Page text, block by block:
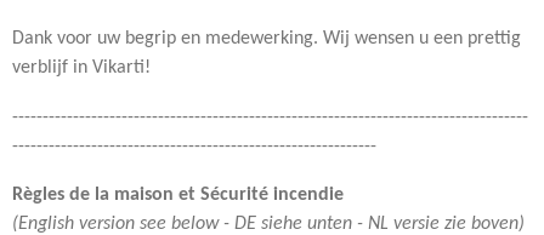
Dank voor uw begrip en medewerking. Wij wensen u een prettig
verblijf in Vikarti!
-------------------------------------------------------------------------------------
------------------------------------------------------------
Règles de la maison et Sécurité incendie
(English version see below - DE siehe unten - NL versie zie boven)